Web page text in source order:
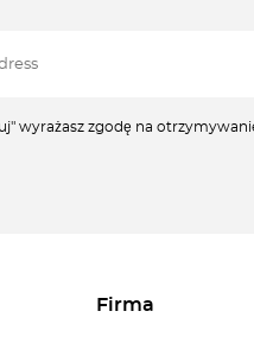
wyrażasz zgodę na
Firma